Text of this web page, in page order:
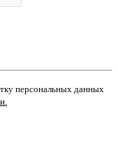
персональных данных